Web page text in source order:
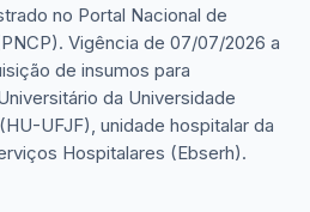
no Portal Nacional de
Vigência de 07/07/2026 a
de insumos para
da Universidade
UFJF), unidade hospitalar da
Hospitalares (Ebserh).